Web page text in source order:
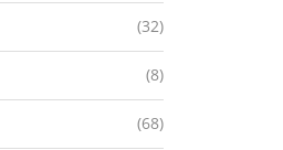
(32)
(8)
(68)